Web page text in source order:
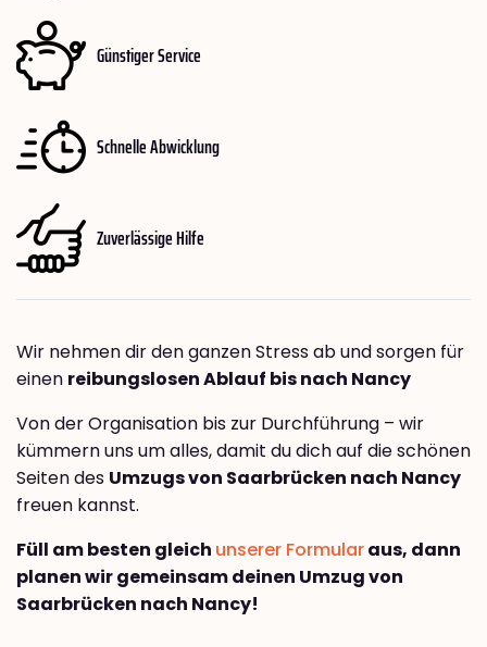
Günstiger Service
Schnelle Abwicklung
Zuverlässige Hilfe
Wir nehmen dir den ganzen Stress ab und sorgen für
einen reibungslosen Ablauf bis nach Nancy
Von der Organisation bis zur Durchführung – wir
kümmern uns um alles, damit du dich auf die schönen
Seiten des Umzugs von Saarbrücken nach Nancy
freuen kannst.
Füll am besten gleich unserer Formularaus, dann
planen wir gemeinsam deinen Umzug von
Saarbrücken nach Nancy!